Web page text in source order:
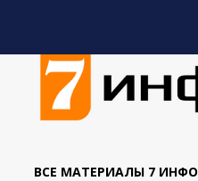
ВСЕ МАТЕРИАЛЫ 7 ИНФО